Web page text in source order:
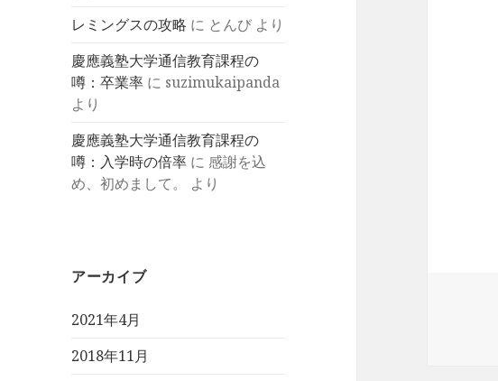
レミングスの攻略 に とんび より
慶應義塾大学通信教育課程の
噂：卒業率 に suzimukaipanda
より
慶應義塾大学通信教育課程の
噂：入学時の倍率 に 感謝を込
め、初めまして。
より
アーカイブ
2021年4月
2018年11月